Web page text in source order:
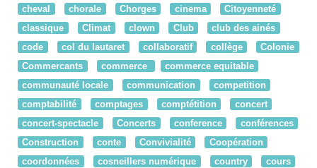
cheval
chorale Chorges cinema
Citoyenneté
classique
Climat clown Club
club des ainés
code
col du lautaret collaboratif collège
Colonie
Commercants
commerce
commerce equitable
communauté locale
communication
competition
comptabilité
comptages comptétition
concert
concert-spectacle
Concerts conference
conférences
Construction
conte Convivialité
Coopération
coordonnées
cosneillers numérique country
cours